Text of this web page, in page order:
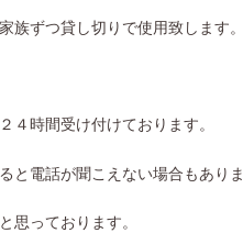
族ずつ貸し切りで使用致します
４時間受け付けております。
と電話が聞こえない場合もあり
思っております。